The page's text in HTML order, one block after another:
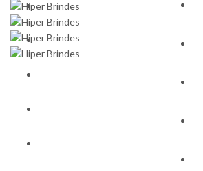
TÊXTEIS
ESCRITA